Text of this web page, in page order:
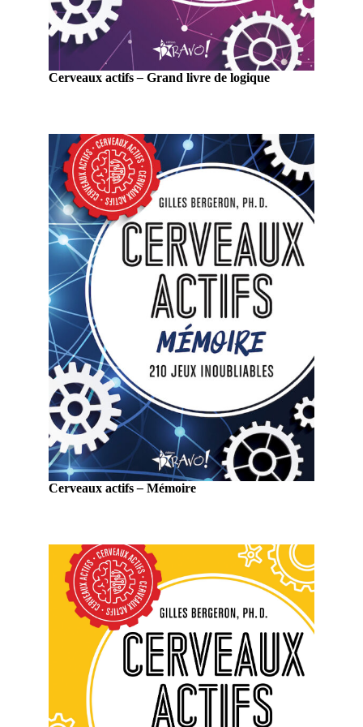
Cerveaux actifs– Grand livre de logique
Cerveaux actifs– Mémoire